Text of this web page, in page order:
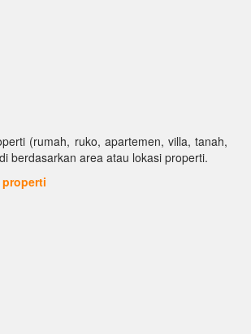
(rumah, ruko, apartemen, villa, tanah,
berdasarkan area atau lokasi properti.